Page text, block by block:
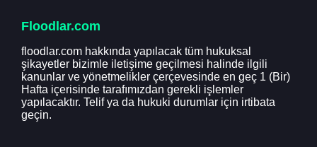
Floodlar.com
floodlar.com hakkında yapılacak tüm hukuksal
şikayetler bizimle iletişime geçilmesi halinde ilgili
kanunlar ve yönetmelikler çerçevesinde en geç 1 (Bir)
Hafta içerisinde tarafımızdan gerekli işlemler
yapılacaktır. Telif ya da hukuki durumlar için irtibata
geçin.